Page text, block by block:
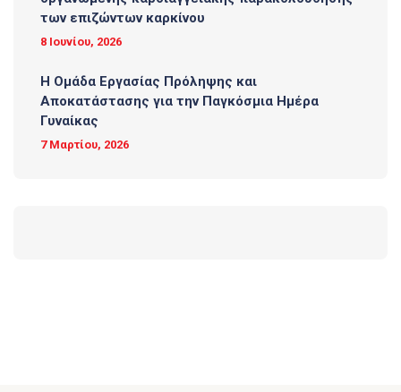
των επιζώντων καρκίνου
8 Ιουνίου, 2026
Η Ομάδα Εργασίας Πρόληψης και
Αποκατάστασης για την Παγκόσμια Ημέρα
Γυναίκας
7 Μαρτίου, 2026